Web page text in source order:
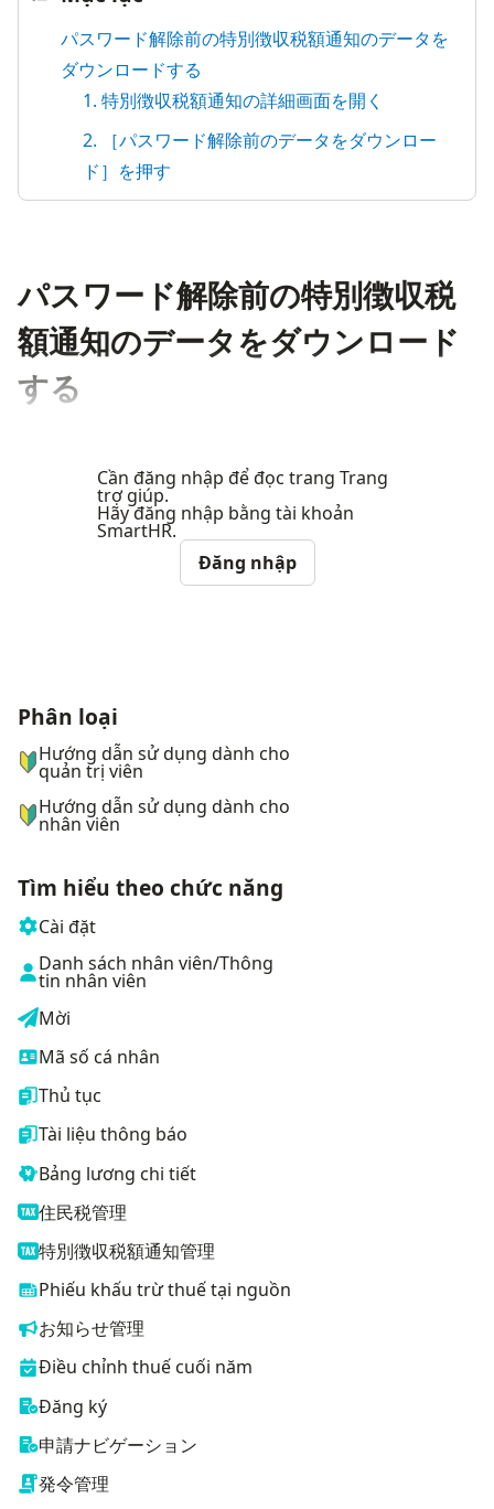
パスワード解除前の特別徴収税額通知のデータを
ダウンロードする
1. 特別徴収税額通知の詳細画面を開く
2. ［パスワード解除前のデータをダウンロー
ド］を押す
パスワード解除前の特別徴収税
額通知のデータをダウンロード
する
Cần đăng nhập để đọc trang Trang
trợ giúp.
Hãy đăng nhập bằng tài khoản
SmartHR.
Đăng nhập
ナビゲーションメニュー
Phân loại
Hướng dẫn sử dụng dành cho
quản trị viên
Hướng dẫn sử dụng dành cho
nhân viên
Tìm hiểu theo chức năng
Cài đặt
Danh sách nhân viên/Thông
tin nhân viên
Mời
Mã số cá nhân
Thủ tục
Tài liệu thông báo
Bảng lương chi tiết
住民税管理
特別徴収税額通知管理
Phiếu khấu trừ thuế tại nguồn
お知らせ管理
Điều chỉnh thuế cuối năm
Đăng ký
申請ナビゲーション
発令管理